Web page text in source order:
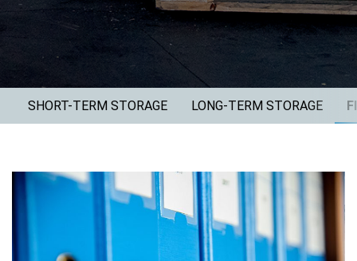
SHORT-TERM STORAGE LONG-TERM STORAGE